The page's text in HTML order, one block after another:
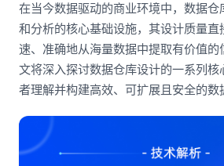
在当今数据驱动的商业环境中，数据
和分析的核心基础设施，其设计质量
速、准确地从海量数据中提取有价值
文将深入探讨数据仓库设计的一系列
者理解并构建高效、可扩展且安全的数